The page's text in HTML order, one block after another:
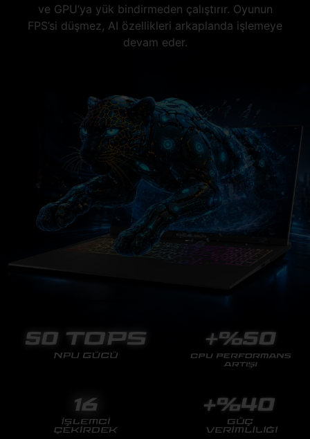
ve GPU’ya yük bindirmeden çalıştırır. Oyunun
FPS’si düşmez, AI özellikleri arkaplanda işlemeye
devam eder.